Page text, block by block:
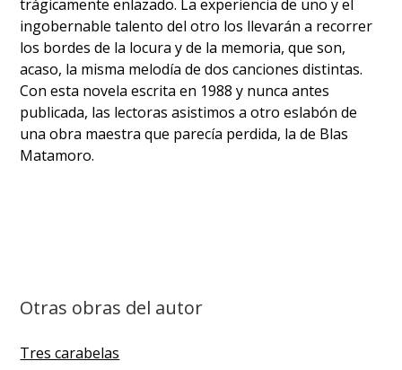
trágicamente enlazado. La experiencia de uno y el
ingobernable talento del otro los llevarán a recorrer
los bordes de la locura y de la memoria, que son,
acaso, la misma melodía de dos canciones distintas.
Con esta novela escrita en 1988 y nunca antes
publicada, las lectoras asistimos a otro eslabón de
una obra maestra que parecía perdida, la de Blas
Matamoro.
Otras obras del autor
Tres carabelas